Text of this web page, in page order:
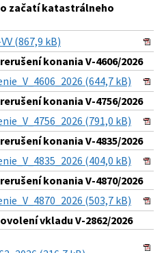
o začatí katastrálneho
(867,9 kB)
konania V-4606/2026
(644,7 kB)
konania V-4756/2026
(791,0 kB)
konania V-4835/2026
(404,0 kB)
konania V-4870/2026
(503,7 kB)
vkladu V-2862/2026